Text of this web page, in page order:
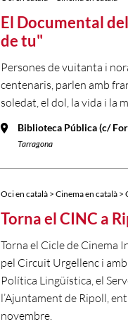
El Documental
de tu"
Persones de vuitanta i
centenaris, parlen amb
soledat, el dol, la vida i la
Biblioteca Pública (c/
Tarragona
Oci en català > Cinema en català >
Torna el CINC a
Torna el Cicle de Cinema
pel Circuit Urgellenc i
Política Lingüística, el
l’Ajuntament de Ripoll,
novembre.